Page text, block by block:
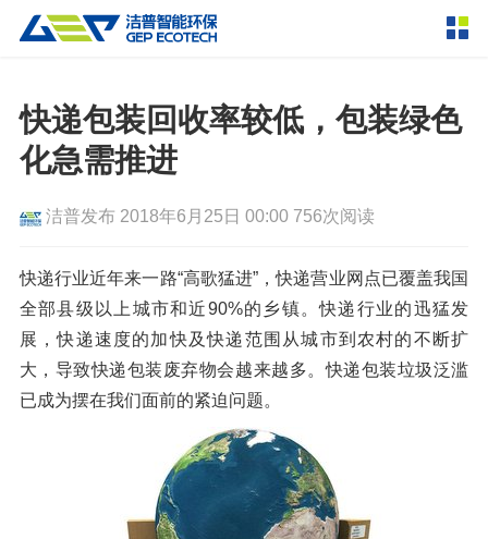
双轴撕碎机 单轴撕碎机
垃圾破袋机 移动式撕碎站
粉碎设备
环锤式粉碎机 鼓式粉碎机
轮胎钢丝分离机 通用型粉碎机
破碎设备
反击式破碎机 颚式破碎机
圆锥破碎机
重型锤式破碎机
挤压成型设备
RDF成型机
液压打包机
成套机组
封闭式破碎系统
橡胶破胶机组
分选分离设备
风选机 滚筒筛
解决方案
服务支持
新闻资讯
走进洁普
快递包装回收率较低，包装绿色
化急需推进
洁普发布 2018年6月25日 00:00 756次阅读
快递行业近年来一路“高歌猛进”，快递营业网点已覆盖我国
全部县级以上城市和近90%的乡镇。快递行业的迅猛发
展，快递速度的加快及快递范围从城市到农村的不断扩
大，导致快递包装废弃物会越来越多。快递包装垃圾泛滥
已成为摆在我们面前的紧迫问题。